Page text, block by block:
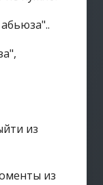
из
из